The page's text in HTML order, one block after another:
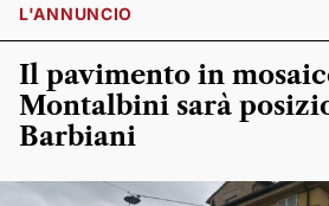
L'ANNUNCIO
Il pavimento in
Montalbini sarà
Barbiani